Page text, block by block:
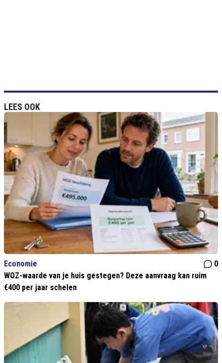
LEES OOK
Economie
0
WOZ-waarde van je huis gestegen? Deze aanvraag kan ruim
€400 per jaar schelen